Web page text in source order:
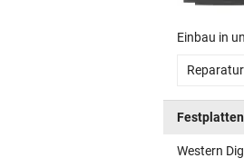
Einbau in
Festplatten
Western